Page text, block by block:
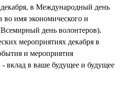
в Международный день
во имя экономического и
день волонтеров).
мероприятиях декабря в
и мероприятия
вклад в ваше будущее и будущее